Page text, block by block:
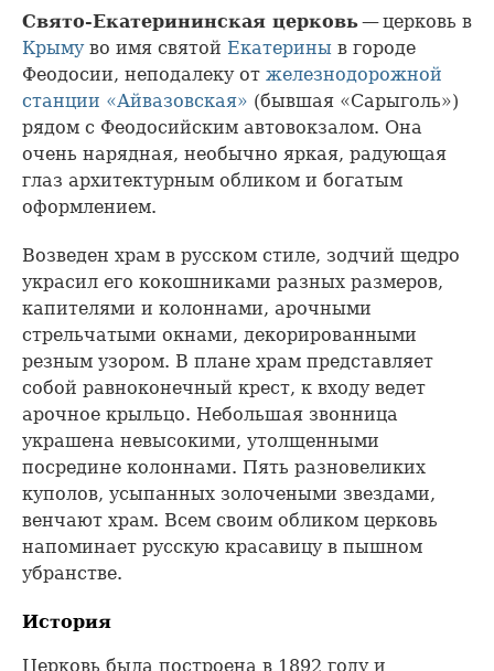
Свято-Екатерининская церковь— церковь в
Крымуво имя святой Екатерины в городе
Феодосии, неподалеку от железнодорожной
станции «Айвазовская» (бывшая «Сарыголь»)
рядом с Феодосийским автовокзалом. Она
очень нарядная, необычно яркая, радующая
глаз архитектурным обликом и богатым
оформлением.
Возведен храм в русском стиле, зодчий щедро
украсил его кокошниками разных размеров,
капителями и колоннами, арочными
стрельчатыми окнами, декорированными
резным узором. В плане храм представляет
собой равноконечный крест, к входу ведет
арочное крыльцо. Небольшая звонница
украшена невысокими, утолщенными
посредине колоннами. Пять разновеликих
куполов, усыпанных золочеными звездами,
венчают храм. Всем своим обликом церковь
напоминает русскую красавицу в пышном
убранстве.
История
Церковь была построена в 1892 году и